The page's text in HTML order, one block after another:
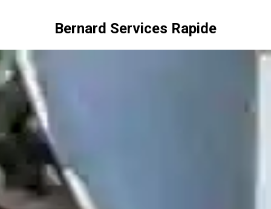
Bernard Services Rapide